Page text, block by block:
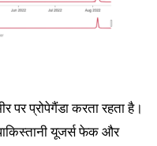
पर प्रोपेगैंडा करता रहता है।
यूजर्स फेक और